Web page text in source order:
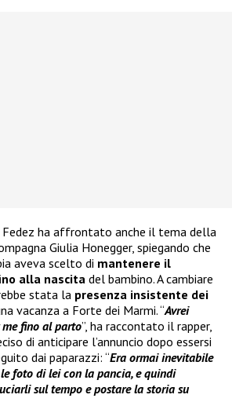
Fedez ha affrontato anche il tema della
Giulia Honegger, spiegando che
aveva scelto di mantenere il
alla nascita del bambino. A cambiare
stata la presenza insistente dei
vacanza a Forte dei Marmi. “Avrei
fino al parto”, ha raccontato il rapper,
di anticipare l’annuncio dopo essersi
dai paparazzi: “Era ormai inevitabile
foto di lei con la pancia, e quindi
sul tempo e postare la storia su